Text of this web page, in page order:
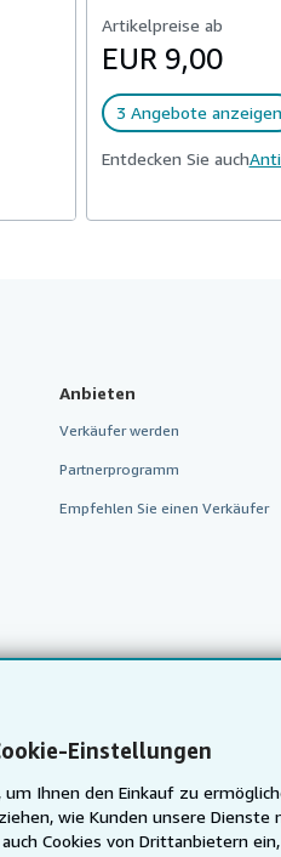
Einstellungen
um Ihnen den Einkauf zu
wie Kunden unsere
Cookies von Drittanbietern
Artikelpreise ab
EUR 9,00
3 Angebote anzeigen
Entdecken Sie auch
Anbieten
Verkäufer werden
Partnerprogramm
Empfehlen Sie einen Verkäufer